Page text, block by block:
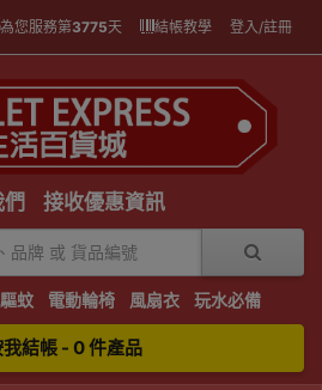
為您服務第3775天 結帳教學 登入/註冊
接收優惠資訊
蚊 電動輪椅 風扇衣 玩水必備
結帳 - 0 件產品